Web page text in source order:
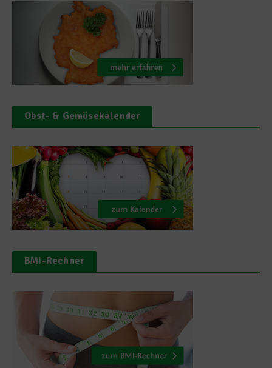
Obst- & Gemüsekalender
BMI-Rechner